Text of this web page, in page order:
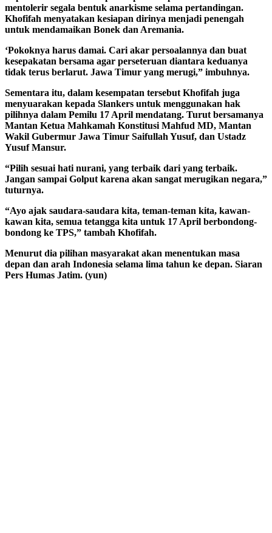
mentolerir segala bentuk anarkisme selama pertandingan.
Khofifah menyatakan kesiapan dirinya menjadi penengah
untuk mendamaikan Bonek dan Aremania.
‘Pokoknya harus damai. Cari akar persoalannya dan buat
kesepakatan bersama agar perseteruan diantara keduanya
tidak terus berlarut. Jawa Timur yang merugi,” imbuhnya.
Sementara itu, dalam kesempatan tersebut Khofifah juga
menyuarakan kepada Slankers untuk menggunakan hak
pilihnya dalam Pemilu 17 April mendatang. Turut bersamanya
Mantan Ketua Mahkamah Konstitusi Mahfud MD, Mantan
Wakil Gubermur Jawa Timur Saifullah Yusuf, dan Ustadz
Yusuf Mansur.
“Pilih sesuai hati nurani, yang terbaik dari yang terbaik.
Jangan sampai Golput karena akan sangat merugikan negara,”
tuturnya.
“Ayo ajak saudara-saudara kita, teman-teman kita, kawan-
kawan kita, semua tetangga kita untuk 17 April berbondong-
bondong ke TPS,” tambah Khofifah.
Menurut dia pilihan masyarakat akan menentukan masa
depan dan arah Indonesia selama lima tahun ke depan. Siaran
Pers Humas Jatim. (yun)